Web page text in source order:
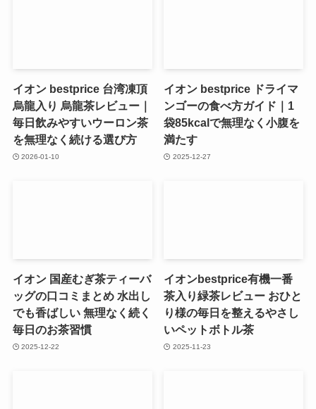
イオン bestprice 台湾凍頂
烏龍入り 烏龍茶レビュー｜
毎日飲みやすいウーロン茶
を無理なく続ける選び方
2026-01-10
イオン bestprice ドライマ
ンゴーの食べ方ガイド｜1
袋85kcalで無理なく小腹を
満たす
2025-12-27
イオン 国産むぎ茶ティーバ
ッグの口コミまとめ 水出し
でも香ばしい 無理なく続く
毎日のお茶習慣
2025-12-22
イオンbestprice有機一番
茶入り緑茶レビュー おひと
り様の毎日を整えるやさし
いペットボトル茶
2025-11-23